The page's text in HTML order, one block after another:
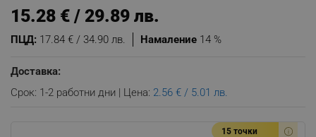
Намаление 14 %
ПЦД: 17.84 € / 34.90 лв.
15.28 € / 29.89 лв.
Доставка:
Срок: 1-2 работни дни | Цена: 2.56 € / 5.01 лв.
15 точки